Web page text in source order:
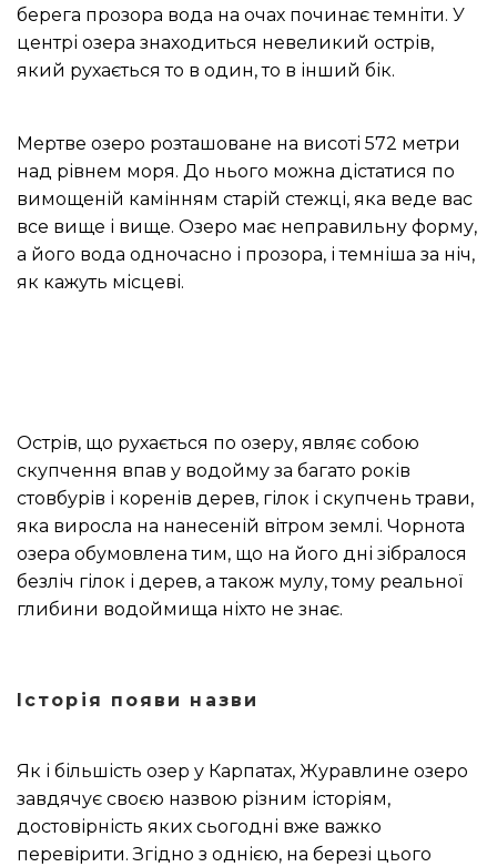
берега прозора вода на очах починає темніти. У
центрі озера знаходиться невеликий острів,
який рухається то в один, то в інший бік.
Мертве озеро розташоване на висоті 572 метри
над рівнем моря. До нього можна дістатися по
вимощеній камінням старій стежці, яка веде вас
все вище і вище. Озеро має неправильну форму,
а його вода одночасно і прозора, і темніша за ніч,
як кажуть місцеві.
Острів, що рухається по озеру, являє собою
скупчення впав у водойму за багато років
стовбурів і коренів дерев, гілок і скупчень трави,
яка виросла на нанесеній вітром землі. Чорнота
озера обумовлена тим, що на його дні зібралося
безліч гілок і дерев, а також мулу, тому реальної
глибини водоймища ніхто не знає.
Історія появи назви
Як і більшість озер у Карпатах, Журавлине озеро
завдячує своєю назвою різним історіям,
достовірність яких сьогодні вже важко
перевірити. Згідно з однією, на березі цього